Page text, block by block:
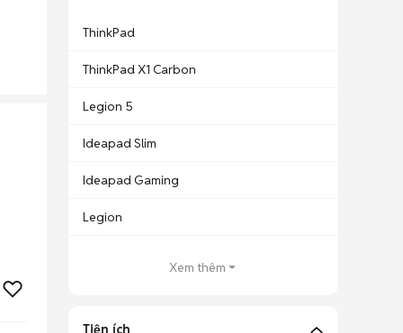
ThinkPad
ThinkPad X1 Carbon
Legion 5
Ideapad Slim
Ideapad Gaming
Legion
Xem thêm
Tiện ích